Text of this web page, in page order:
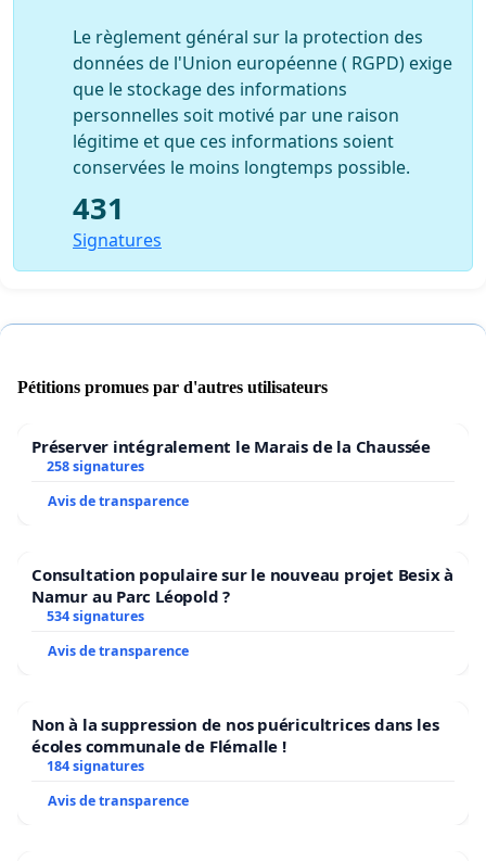
Le règlement général sur la protection des
données de l'Union européenne ( RGPD) exige
que le stockage des informations
personnelles soit motivé par une raison
légitime et que ces informations soient
conservées le moins longtemps possible.
431
Signatures
Pétitions promues par d'autres utilisateurs
Préserver intégralement le Marais de la Chaussée
258 signatures
Avis de transparence
Consultation populaire sur le nouveau projet Besix à
Namur au Parc Léopold ?
534 signatures
Avis de transparence
Non à la suppression de nos puéricultrices dans les
écoles communale de Flémalle !
184 signatures
Avis de transparence